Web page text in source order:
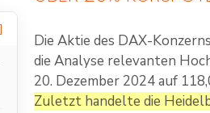
Die Aktie des DAX-
die Analyse relevanten
20. Dezember 2024 auf
Zuletzt handelte die